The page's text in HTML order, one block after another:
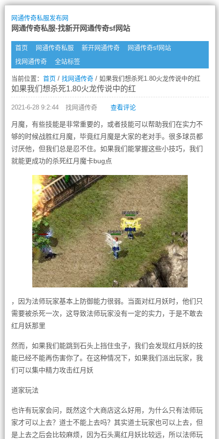
网通传奇私服发布网
网通传奇私服-找新开网通传奇sf网站
首页 网通传奇私服 新开网通传奇
网通传奇sf网站
找网通传奇
全站标签
当前位置： 首页/ 找网通传奇/ 如果我们想杀死1.80火龙传说中的红
如果我们想杀死1.80火龙传说中的红
2021-6-28 9:2:44 找网通传奇 查看评论
月魔，有些技能是非常重要的，或者技能可以帮助我们在实力不
够的时候战胜红月魔，毕竟红月魔是大家的老对手。很多球员都
讨厌他，但我们总是忍不住。如果我们能掌握这些小技巧，我们
就能更成功的杀死红月魔卡bug点
，因为法师玩家基本上防御能力很弱。当面对红月妖时，他们只
需要被杀死一次，这导致法师玩家没有一定的实力，于是不敢去
红月妖那里
然而，如果我们能跳到石头上挡住虫子，我们会发现红月妖的技
能已经不能再伤害你了。在这种情况下，如果我们派出玩家，我
们可以集中精力攻击红月妖
道家玩法
也许有玩家会问，既然这个大商店这么好用，为什么只有法师玩
家才可以上去？道士不能上去吗？其实道士玩家也可以上去，但
是上去之后会比较麻烦，因为石头离红月妖比较远，所以法师玩